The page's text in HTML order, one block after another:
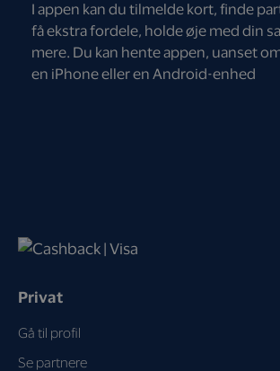
I appen kan du tilmelde kort, finde
få ekstra fordele, holde øje med din
mere. Du kan hente appen, uanset
en iPhone eller en Android-enhed
Privat
Gå til profil
Se partnere